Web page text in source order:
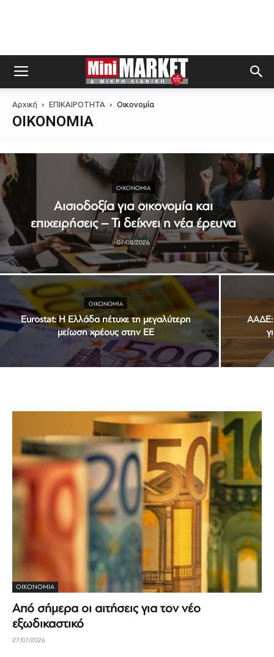
Αρχική ΕΠΙΚΑΙΡΟΤΗΤΑ Οικονομία
ΟΙΚΟΝΟΜΊΑ
ΟΙΚΟΝΟΜΊΑ
Αισιοδοξία για οικονομία και
επιχειρήσεις – Τι δείχνει η νέα έρευνα
07/08/2026
ΟΙΚΟΝΟΜΊΑ
Eurostat: Η Ελλάδα πέτυχε τη μεγαλύτερη
μείωση χρέους στην ΕΕ
ΑΑΔΕ:
ΟΙΚΟΝΟΜΊΑ
Από σήμερα οι αιτήσεις για τον νέο
εξωδικαστικό
27/07/2026